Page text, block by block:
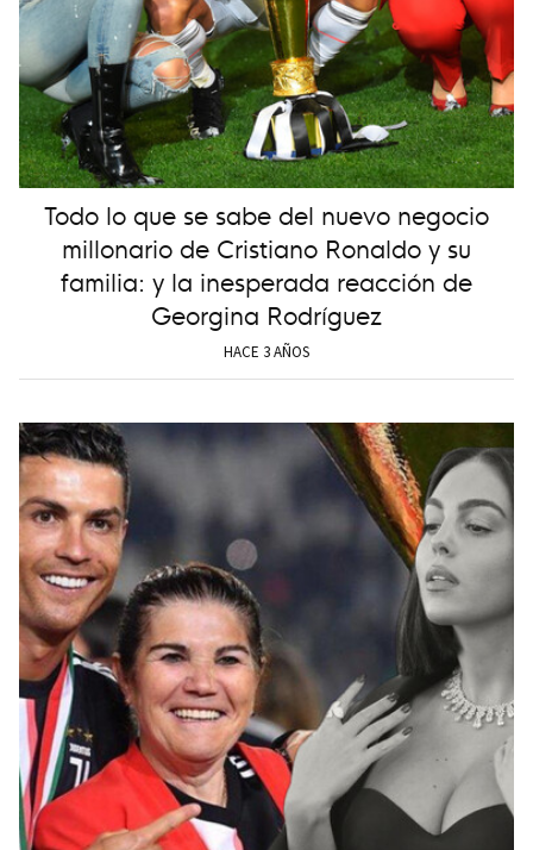
Todo lo que se sabe del nuevo negocio
millonario de Cristiano Ronaldo y su
familia: y la inesperada reacción de
Georgina Rodríguez
HACE 3 AÑOS